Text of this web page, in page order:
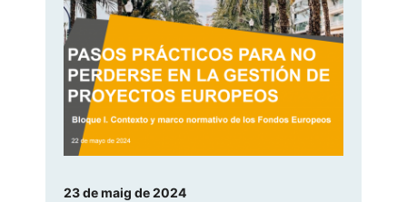
23 de maig de 2024